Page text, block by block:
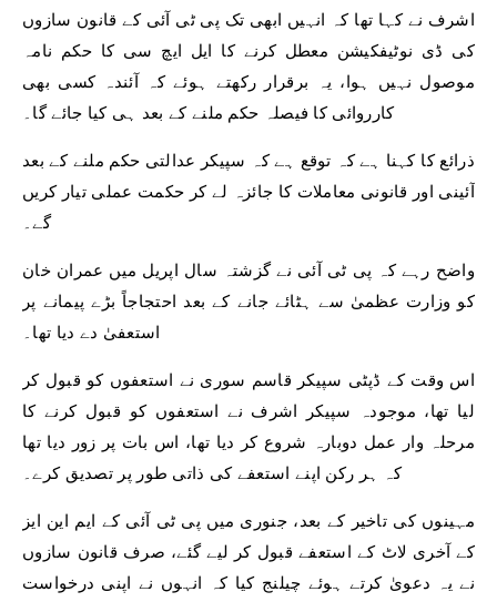
اشرف نے کہا تھا کہ انہیں ابھی تک پی ٹی آئی کے قانون سازوں
کی ڈی نوٹیفکیشن معطل کرنے کا ایل ایچ سی کا حکم نامہ
موصول نہیں ہوا، یہ برقرار رکھتے ہوئے کہ آئندہ کسی بھی
کارروائی کا فیصلہ حکم ملنے کے بعد ہی کیا جائے گا۔
ذرائع کا کہنا ہے کہ توقع ہے کہ سپیکر عدالتی حکم ملنے کے بعد
آئینی اور قانونی معاملات کا جائزہ لے کر حکمت عملی تیار کریں
گے۔
واضح رہے کہ پی ٹی آئی نے گزشتہ سال اپریل میں عمران خان
کو وزارت عظمیٰ سے ہٹائے جانے کے بعد احتجاجاً بڑے پیمانے پر
استعفیٰ دے دیا تھا۔
اس وقت کے ڈپٹی سپیکر قاسم سوری نے استعفوں کو قبول کر
لیا تھا، موجودہ سپیکر اشرف نے استعفوں کو قبول کرنے کا
مرحلہ وار عمل دوبارہ شروع کر دیا تھا، اس بات پر زور دیا تھا
کہ ہر رکن اپنے استعفے کی ذاتی طور پر تصدیق کرے۔
مہینوں کی تاخیر کے بعد، جنوری میں پی ٹی آئی کے ایم این ایز
کے آخری لاٹ کے استعفے قبول کر لیے گئے، صرف قانون سازوں
نے یہ دعویٰ کرتے ہوئے چیلنج کیا کہ انہوں نے اپنی درخواست